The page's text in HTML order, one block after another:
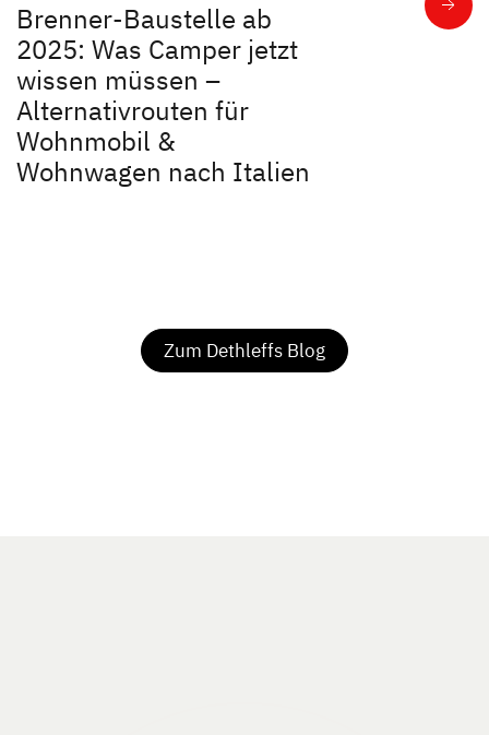
Brenner-Baustelle ab
2025: Was Camper jetzt
wissen müssen –
Alternativrouten für
Wohnmobil &
Wohnwagen nach Italien
Zum Dethleffs Blog